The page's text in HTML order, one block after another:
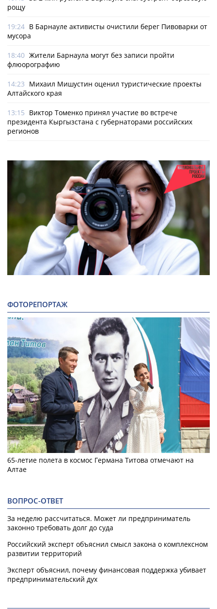
рощу
19:24 В Барнауле активисты очистили берег Пивоварки от
мусора
18:40 Жители Барнаула могут без записи пройти
флюорографию
14:23 Михаил Мишустин оценил туристические проекты
Алтайского края
13:15 Виктор Томенко принял участие во встрече
президента Кыргызстана с губернаторами российских
регионов
ФОТОРЕПОРТАЖ
65-летие полета в космос Германа Титова отмечают на
Алтае
ВОПРОС-ОТВЕТ
За неделю рассчитаться. Может ли предприниматель
законно требовать долг до суда
Российский эксперт объяснил смысл закона о комплексном
развитии территорий
Эксперт объяснил, почему финансовая поддержка убивает
предпринимательский дух